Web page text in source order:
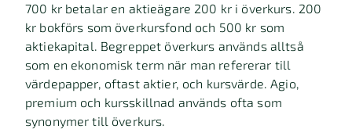
700 kr betalar en aktieägare 200 kr i överkurs. 200
kr bokförs som överkursfond och 500 kr som
aktiekapital. Begreppet överkurs används alltså
som en ekonomisk term när man refererar till
värdepapper, oftast aktier, och kursvärde. Agio,
premium och kursskillnad används ofta som
synonymer till överkurs.